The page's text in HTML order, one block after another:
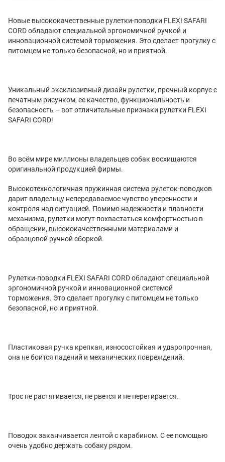
Новые высококачественные рулетки-поводки FLEXI SAFARI
CORD обладают специальной эргономичной ручкой и
инновационной системой торможения. Это сделает прогулку с
питомцем не только безопасной, но и приятной.
Уникальный эксклюзивный дизайн рулетки, прочный корпус с
печатным рисунком, ее качество, функциональность и
безопасность – вот отличительные признаки рулетки FLEXI
SAFARI CORD!
Во всём мире миллионы владельцев собак восхищаются
оригинальной продукцией фирмы.
Высокотехнологичная пружинная система рулеток-поводков
дарит владельцу непередаваемое чувство уверенности и
контроля над ситуацией. Помимо надежности и плавности
механизма, рулетки могут похвастаться комфортностью в
обращении, высококачественными материалами и
образцовой ручной сборкой.
Рулетки-поводки FLEXI SAFARI CORD обладают специальной
эргономичной ручкой и инновационной системой
торможения. Это сделает прогулку с питомцем не только
безопасной, но и приятной.
Пластиковая ручка крепкая, износостойкая и ударопрочная,
она не боится падений и механических повреждений.
Трос не растягивается, не рвется и не перетирается.
Поводок заканчивается лентой с карабином. С ее помощью
очень удобно держать собаку рядом.